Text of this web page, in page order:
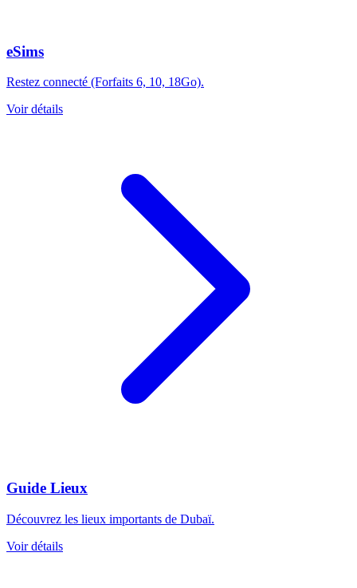
eSims
Restez connecté (Forfaits 6, 10, 18Go).
Voir détails
Guide Lieux
Découvrez les lieux importants de Dubaï.
Voir détails